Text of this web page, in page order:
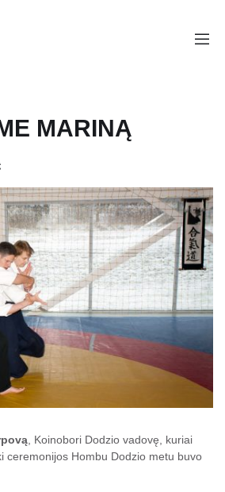
MARINĄ
, Koinobori Dodzio vadovę, kuriai
ceremonijos Hombu Dodzio metu buvo